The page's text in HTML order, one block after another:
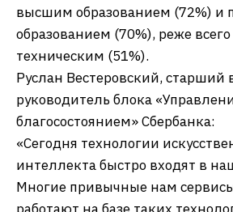
высшим образованием (72%) и
образованием (70%), реже
техническим (51%).
Руслан Вестеровский, старший
руководитель блока
благосостоянием» Сбербанка:
«Сегодня технологии
интеллекта быстро входят в
Многие привычные нам